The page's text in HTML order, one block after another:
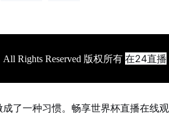
Rights Reserved 版权所有 在24直播
成了一种习惯。畅享世界杯直播在线观